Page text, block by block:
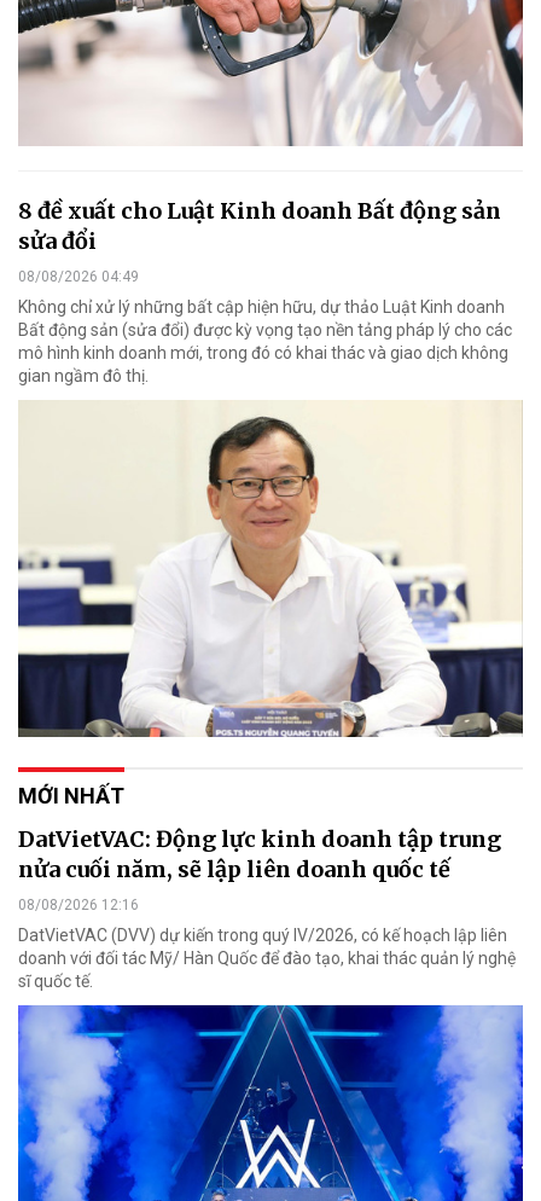
8 đề xuất cho Luật Kinh doanh Bất động sản
sửa đổi
08/08/2026 04:49
Không chỉ xử lý những bất cập hiện hữu, dự thảo Luật Kinh doanh
Bất động sản (sửa đổi) được kỳ vọng tạo nền tảng pháp lý cho các
mô hình kinh doanh mới, trong đó có khai thác và giao dịch không
gian ngầm đô thị.
MỚI NHẤT
DatVietVAC: Động lực kinh doanh tập trung
nửa cuối năm, sẽ lập liên doanh quốc tế
08/08/2026 12:16
DatVietVAC (DVV) dự kiến trong quý IV/2026, có kế hoạch lập liên
doanh với đối tác Mỹ/ Hàn Quốc để đào tạo, khai thác quản lý nghệ
sĩ quốc tế.